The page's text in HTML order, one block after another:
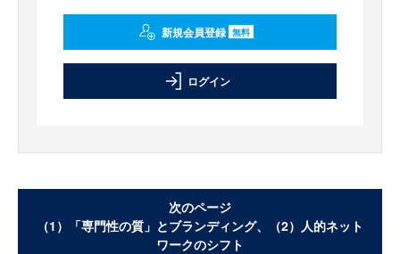
新規会員登録 無料
ログイン
次のページ
（1）「専門性の質」とブランディング、（2）人的ネット
ワークのシフト